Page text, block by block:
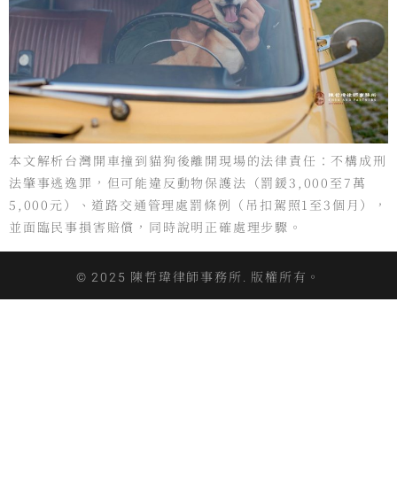
本文解析台灣開車撞到貓狗後離開現場的法律責任：不構成刑
法肇事逃逸罪，但可能違反動物保護法（罰鍰3,000至7萬
5,000元）、道路交通管理處罰條例（吊扣駕照1至3個月），
並面臨民事損害賠償，同時說明正確處理步驟。
© 2025 陳哲瑋律師事務所. 版權所有。